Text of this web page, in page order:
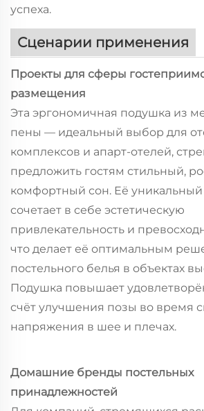
успеха.
Сценарии применения
Проекты для сферы
размещения
Эта эргономичная подушка из
пены — идеальный выбор для
комплексов и апарт-отелей,
предложить гостям стильный,
комфортный сон. Её
сочетает в себе эстетическую
привлекательность и
что делает её оптимальным
постельного белья в объектах
Подушка повышает
счёт улучшения позы во время
напряжения в шее и плечах.
Домашние бренды постельных
принадлежностей